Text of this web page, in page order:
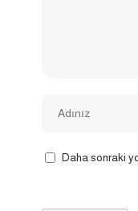
Daha sonraki